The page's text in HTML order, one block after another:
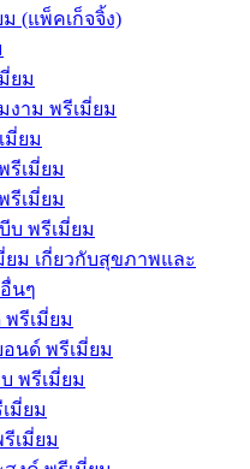
ม (แพ็คเก็จจิ้ง)
ยม
าม พรีเมี่ยม
มี่ยม
รีเมี่ยม
รีเมี่ยม
บ พรีเมี่ยม
ยม เกี่ยวกับสุขภาพและ
นๆ
พรีเมี่ยม
อนด์ พรีเมี่ยม
พรีเมี่ยม
มี่ยม
เมี่ยม